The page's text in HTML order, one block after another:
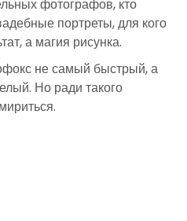
фотографов, кто
портреты, для кого
а магия рисунка.
не самый быстрый, а
Но ради такого